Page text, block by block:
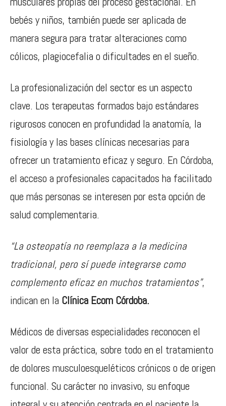
bebés y niños, también puede ser aplicada de
manera segura para tratar alteraciones como
cólicos, plagiocefalia o dificultades en el sueño.
La profesionalización del sector es un aspecto
clave. Los terapeutas formados bajo estándares
rigurosos conocen en profundidad la anatomía, la
fisiología y las bases clínicas necesarias para
ofrecer un tratamiento eficaz y seguro. En Córdoba,
el acceso a profesionales capacitados ha facilitado
que más personas se interesen por esta opción de
salud complementaria.
“La osteopatía no reemplaza a la medicina
tradicional, pero sí puede integrarse como
complemento eficaz en muchos tratamientos”,
indican en la Clínica Ecom Córdoba.
Médicos de diversas especialidades reconocen el
valor de esta práctica, sobre todo en el tratamiento
de dolores musculoesqueléticos crónicos o de origen
funcional. Su carácter no invasivo, su enfoque